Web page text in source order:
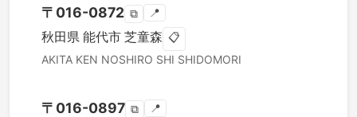
〒 016-0872 ⧉ 📍
秋田県 能代市 芝童森 📋
AKITA KEN NOSHIRO SHI SHIDOMORI
〒 016-0897 ⧉ 📍